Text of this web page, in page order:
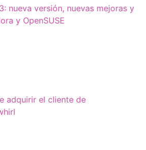
nueva versión, nuevas mejoras y
y OpenSUSE
adquirir el cliente de